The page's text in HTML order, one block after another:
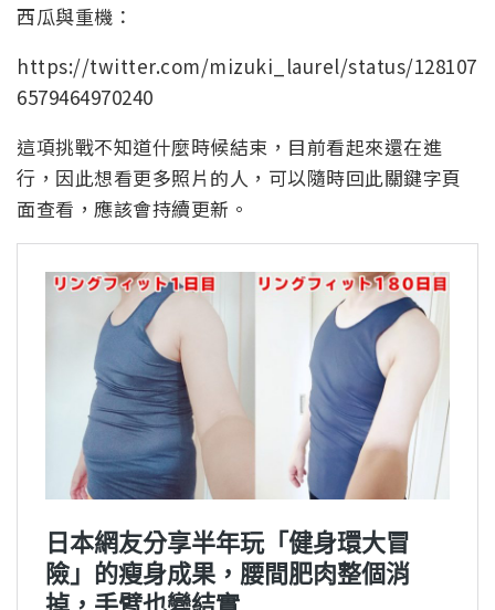
西瓜與重機：
https://twitter.com/mizuki_laurel/status/128107
6579464970240
這項挑戰不知道什麼時候結束，目前看起來還在進
行，因此想看更多照片的人，可以隨時回此關鍵字頁
面查看，應該會持續更新。